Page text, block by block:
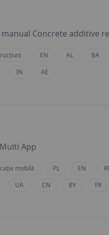
manual Concrete additive
EN AL BA
IN AE
App
mobilă PL EN
UA CN BY FR